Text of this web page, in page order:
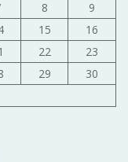
8
9
15
16
22
23
29
30